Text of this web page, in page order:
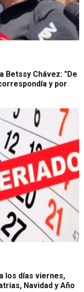
Betssy Chávez: "De
y por
los días viernes,
Navidad y Año